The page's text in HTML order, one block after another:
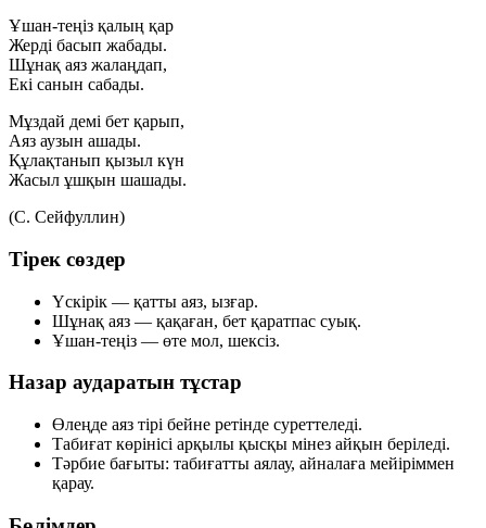
Ұшан-теңіз қалың қар
Жерді басып жабады.
Шұнақ аяз жалаңдап,
Екі санын сабады.
Мұздай демі бет қарып,
Аяз аузын ашады.
Құлақтанып қызыл күн
Жасыл ұшқын шашады.
(С. Сейфуллин)
Тірек сөздер
Үскірік — қатты аяз, ызғар.
Шұнақ аяз — қақаған, бет қаратпас суық.
Ұшан-теңіз — өте мол, шексіз.
Назар аударатын тұстар
Өлеңде аяз тірі бейне ретінде суреттеледі.
Табиғат көрінісі арқылы қысқы мінез айқын беріледі.
Тәрбие бағыты: табиғатты аялау, айналаға мейіріммен
қарау.